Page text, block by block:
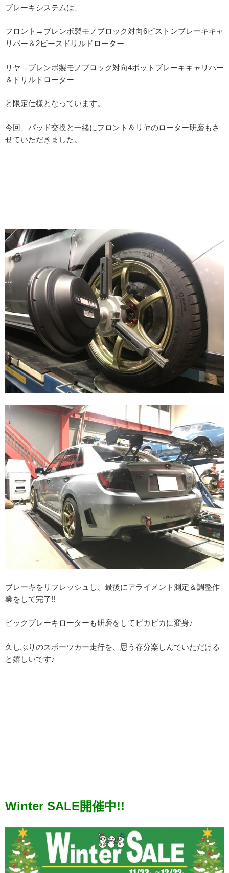
ブレーキシステムは、
フロント→ブレンボ製モノブロック対向6ピストンブレーキキャ
リパー＆2ピースドリルドローター
リヤ→ブレンボ製モノブロック対向4ポットブレーキキャリパー
＆ドリルドローター
と限定仕様となっています。
今回、パッド交換と一緒にフロント＆リヤのローター研磨もさ
せていただきました。
ブレーキをリフレッシュし、最後にアライメント測定＆調整作
業をして完了!!
ビックブレーキローターも研磨をしてピカピカに変身♪
久しぶりのスポーツカー走行を、思う存分楽しんでいただける
と嬉しいです♪
Winter SALE開催中!!